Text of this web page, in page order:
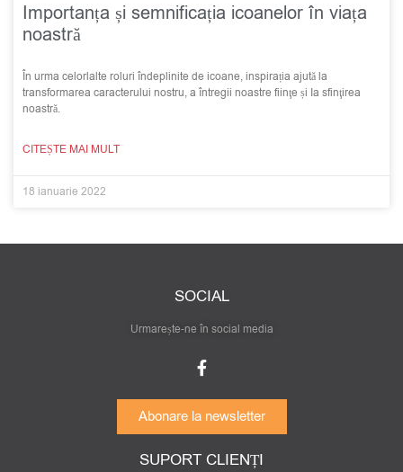
Importanța și semnificația icoanelor în viața
noastră
În urma celorlalte roluri îndeplinite de icoane, inspirația ajută la
transformarea caracterului nostru, a întregii noastre fiinţe și Ia sfinţirea
noastră.
CITEȘTE MAI MULT
18 ianuarie 2022
SOCIAL
Urmarește-ne în social media
Abonare la newsletter
SUPORT CLIENȚI